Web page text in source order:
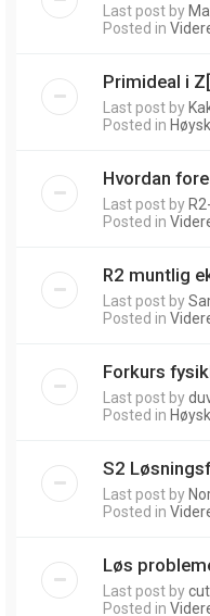
Last post by
Posted in
Primideal i
Last post by
Posted in
Hvordan
Last post by
Posted in
R2 muntlig
Last post by
Posted in
Forkurs
Last post by
Posted in
S2
Last post by
Posted in
Løs
Last post by
Posted in